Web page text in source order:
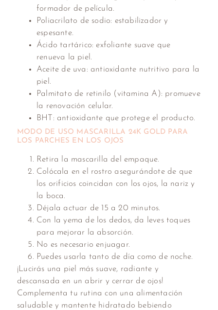
formador de película.
Poliacrilato de sodio: estabilizador y
espesante.
Ácido tartárico: exfoliante suave que
renueva la piel.
Aceite de uva: antioxidante nutritivo para la
piel.
Palmitato de retinilo (vitamina A): promueve
la renovación celular.
BHT: antioxidante que protege el producto.
MODO DE USO MASCARILLA 24K GOLD PARA
LOS PARCHES EN LOS OJOS
Retira la mascarilla del empaque.
Colócala en el rostro asegurándote de que
los orificios coincidan con los ojos, la nariz y
la boca.
Déjala actuar de 15 a 20 minutos.
Con la yema de los dedos, da leves toques
para mejorar la absorción.
No es necesario enjuagar.
Puedes usarla tanto de día como de noche.
¡Lucirás una piel más suave, radiante y
descansada en un abrir y cerrar de ojos!
Complementa tu rutina con una alimentación
saludable y mantente hidratado bebiendo